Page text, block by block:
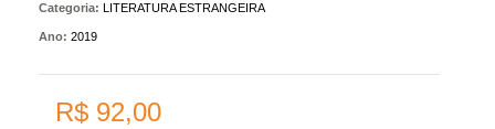
Categoria: LITERATURA ESTRANGEIRA
Ano: 2019
R$ 92,00